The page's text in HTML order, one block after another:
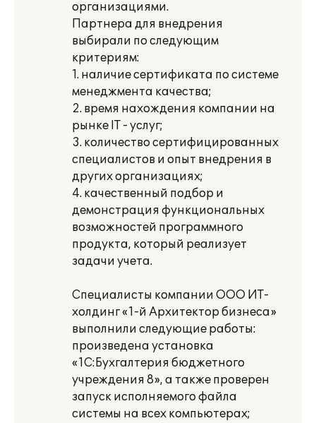
организациями.
Партнера для внедрения
выбирали по следующим
критериям:
1. наличие сертификата по системе
менеджмента качества;
2. время нахождения компании на
рынке IT - услуг;
3. количество сертифицированных
специалистов и опыт внедрения в
других организациях;
4. качественный подбор и
демонстрация функциональных
возможностей программного
продукта, который реализует
задачи учета.
Специалисты компании ООО ИТ-
холдинг «1-й Архитектор бизнеса»
выполнили следующие работы:
произведена установка
«1С:Бухгалтерия бюджетного
учреждения 8», а также проверен
запуск исполняемого файла
системы на всех компьютерах;